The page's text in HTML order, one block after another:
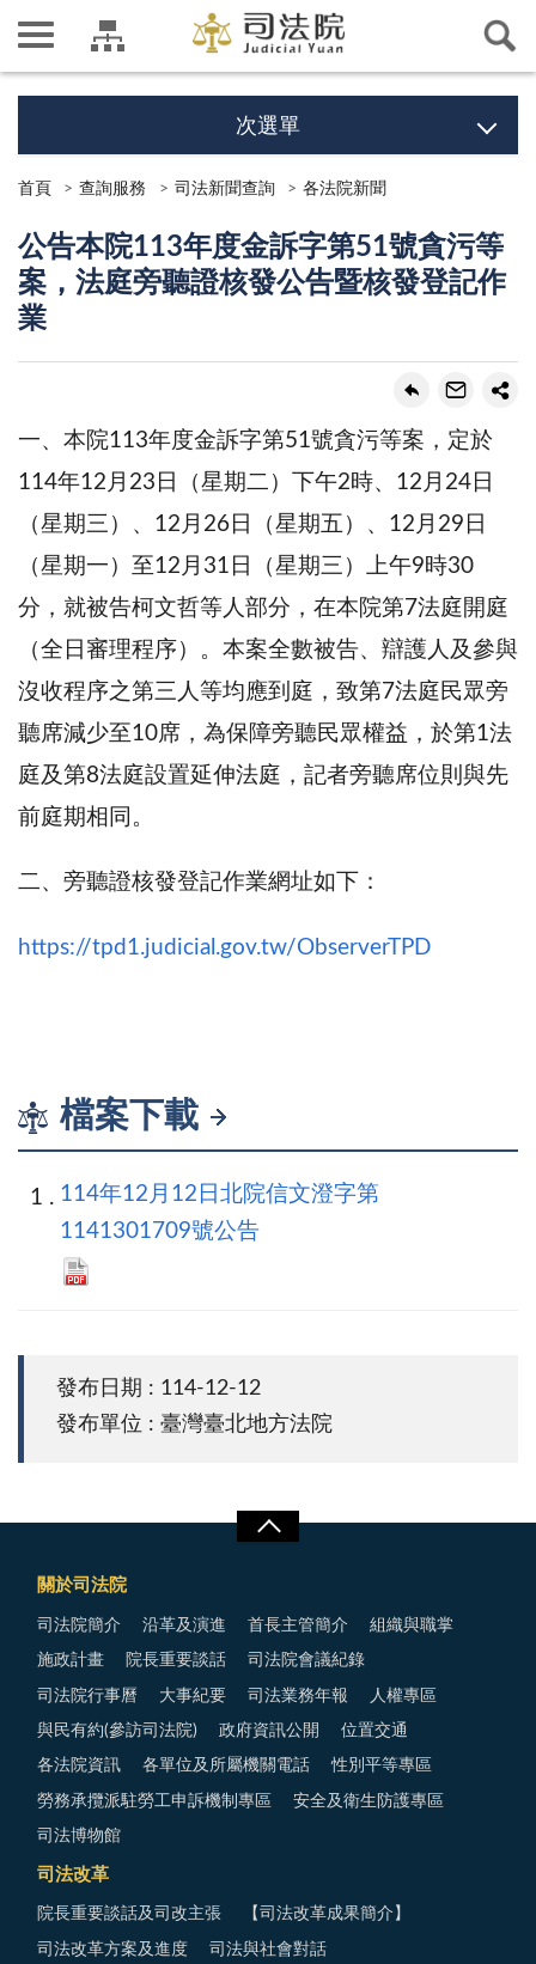
次選單
首頁 查詢服務 司法新聞查詢 各法院新聞
公告本院113年度金訴字第51號貪污等
案，法庭旁聽證核發公告暨核發登記作
業
一、本院113年度金訴字第51號貪污等案，定於
114年12月23日（星期二）下午2時、12月24日
（星期三）、12月26日（星期五）、12月29日
（星期一）至12月31日（星期三）上午9時30
分，就被告柯文哲等人部分，在本院第7法庭開庭
（全日審理程序）。本案全數被告、辯護人及參與
沒收程序之第三人等均應到庭，致第7法庭民眾旁
聽席減少至10席，為保障旁聽民眾權益，於第1法
庭及第8法庭設置延伸法庭，記者旁聽席位則與先
前庭期相同。
二、旁聽證核發登記作業網址如下：
https://tpd1.judicial.gov.tw/ObserverTPD
檔案下載
114年12月12日北院信文澄字第
1141301709號公告
發布日期 : 114-12-12
發布單位 : 臺灣臺北地方法院
關於司法院
司法院簡介 沿革及演進 首長主管簡介 組織與職掌
施政計畫 院長重要談話 司法院會議紀錄
司法院行事曆 大事紀要 司法業務年報 人權專區
與民有約(參訪司法院) 政府資訊公開 位置交通
各法院資訊 各單位及所屬機關電話 性別平等專區
勞務承攬派駐勞工申訴機制專區 安全及衛生防護專區
司法博物館
司法改革
院長重要談話及司改主張 【司法改革成果簡介】
司法改革方案及進度 司法與社會對話